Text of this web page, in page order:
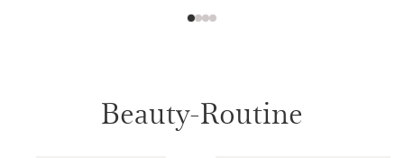
Beauty-Routine